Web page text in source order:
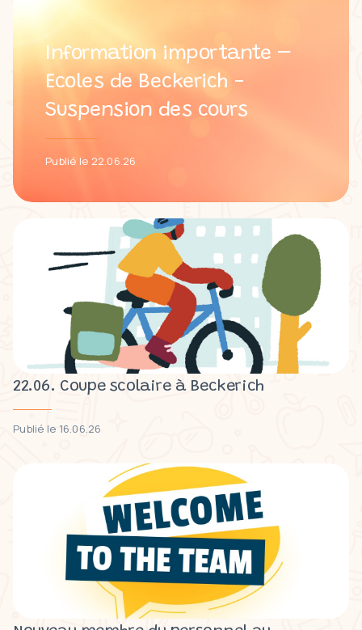
Information importante –
Ecoles de Beckerich -
Suspension des cours
Publié le 22.06.26
22.06. Coupe scolaire à Beckerich
Publié le 16.06.26